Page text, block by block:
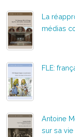
La
médias
FLE:
Antoine
sur sa